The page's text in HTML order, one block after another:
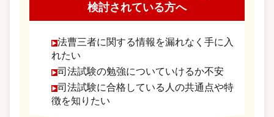
検討されている方へ
法曹三者に関する情報を漏れなく手に入
れたい
司法試験の勉強についていけるか不安
司法試験に合格している人の共通点や特
徴を知りたい